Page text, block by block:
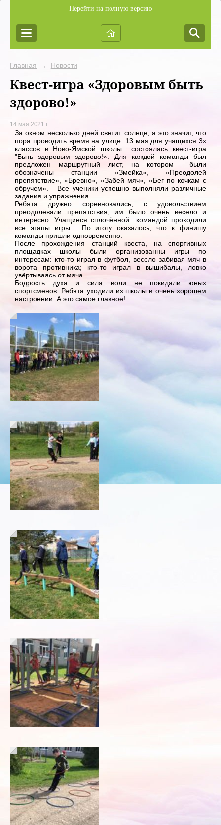
Перейти на полную версию
Главная → Новости
Квест-игра «Здоровым быть
здорово!»
14 мая 2021 г.
За окном несколько дней светит солнце, а это значит, что
пора проводить время на улице. 13 мая для учащихся 3х
классов в Ново-Ямской школы состоялась квест-игра
"Быть здоровым здорово!». Для каждой команды был
предложен маршрутный лист, на котором были
обозначены станции «Змейка», «Преодолей
препятствие», «Бревно», «Забей мяч», «Бег по кочкам с
обручем». Все ученики успешно выполняли различные
задания и упражнения.
Ребята дружно соревновались, с удовольствием
преодолевали препятствия, им было очень весело и
интересно. Учащиеся сплочённой командой проходили
все этапы игры. По итогу оказалось, что к финишу
команды пришли одновременно.
После прохождения станций квеста, на спортивных
площадках школы были организованны игры по
интересам: кто-то играл в футбол, весело забивая мяч в
ворота противника; кто-то играл в вышибалы, ловко
увёртываясь от мяча.
Бодрость духа и сила воли не покидали юных
спортсменов. Ребята уходили из школы в очень хорошем
настроении. А это самое главное!